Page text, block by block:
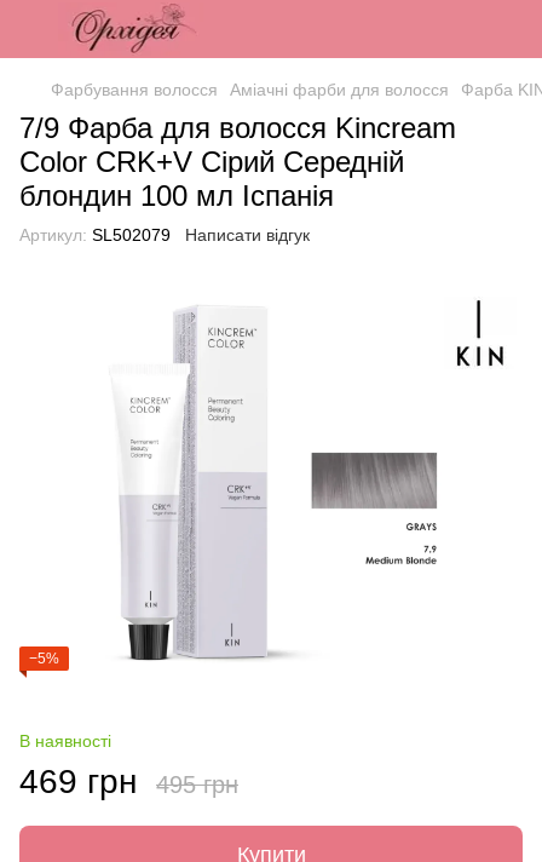
Фарбування волосся Аміачні фарби для волосся Фарба
7/9 Фарба для волосся Kincream
Color CRK+V Сірий Середній
блондин 100 мл Іспанія
Артикул: SL502079 Написати відгук
−5%
В наявності
469 грн 495 грн
Купити